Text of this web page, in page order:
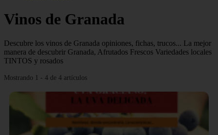
Vinos de Granada
Descubre los vinos de Granada opiniones, fichas, trucos... La mejor
manera de descubrir Granada, Afrutados Frescos Variedades locales
TINTOS y rosados
Mostrando 1 - 4 de 4 artículos